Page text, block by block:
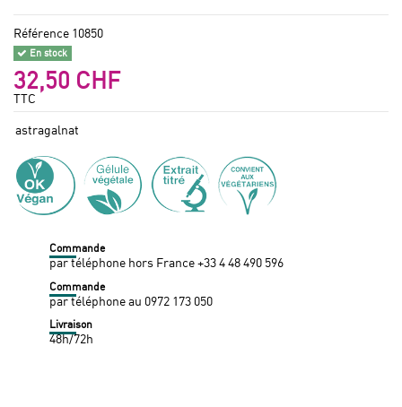
Référence 10850
En stock
32,50 CHF
TTC
astragalnat
Commande
par téléphone hors France +33 4 48 490 596
Commande
par téléphone au 0972 173 050
Livraison
48h/72h